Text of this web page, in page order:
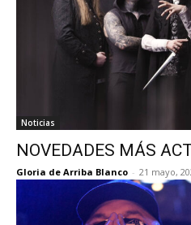
Noticias
NOVEDADES MÁS
Gloria de Arriba Blanco - 21 mayo,